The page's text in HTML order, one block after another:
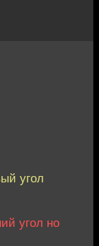
угол
угол но